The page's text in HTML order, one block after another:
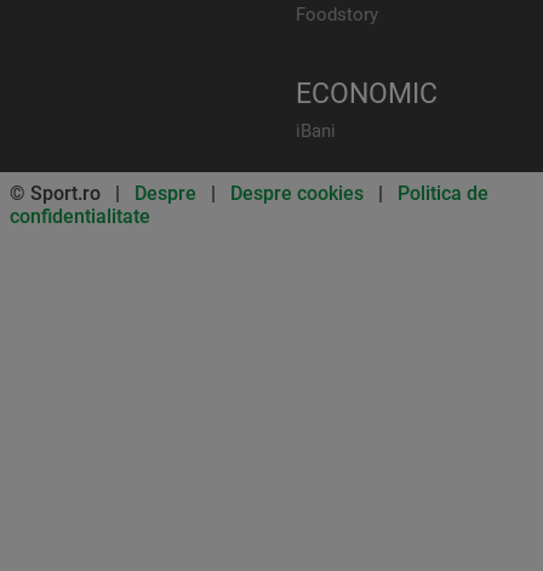
Foodstory
ECONOMIC
iBani
© Sport.ro | Despre | Despre cookies | Politica de
confidentialitate